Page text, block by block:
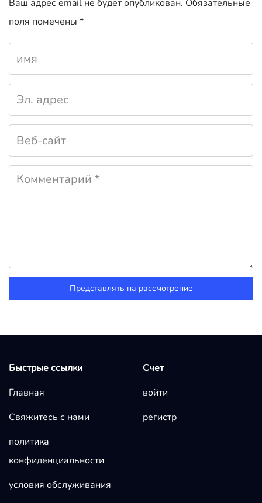
Ваш адрес email не будет опубликован. Обязательные
поля помечены *
Представлять на рассмотрение
Быстрые ссылки
Главная
Свяжитесь с нами
политика
конфиденциальности
условия обслуживания
Счет
войти
регистр